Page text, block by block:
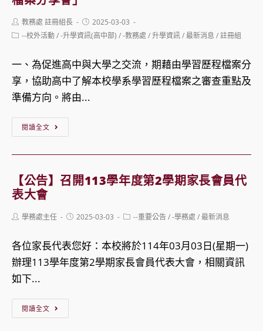
審
查
料
準
備
指
汽
安
全
協
動
安
全
Post
author:
教務處 註冊組長
Post
published:
2025-03-03
Post--校外活動/-升學資訊(高中部) /-教務處 /升學資訊/最新消息 /註冊組
一、為促進高中與大學之交流，期藉由學習歷程檔案分
享，協助高中了解本校學系學習歷程檔案之審查重點及
準備方向。將由...
閱讀全文
國
立
東
大
學
辦
「學
【公告】召開113學年度第2學期家長會員代
表大會
Post學務處主任
Post2025-03-03
Post--重要公告/-學務處 /最新消息
各位家長代表您好：本校將於114年03月03日(星期一)
辦理113學年度第2學期家長會員代表大會，相關資訊
如下...
閱讀全文